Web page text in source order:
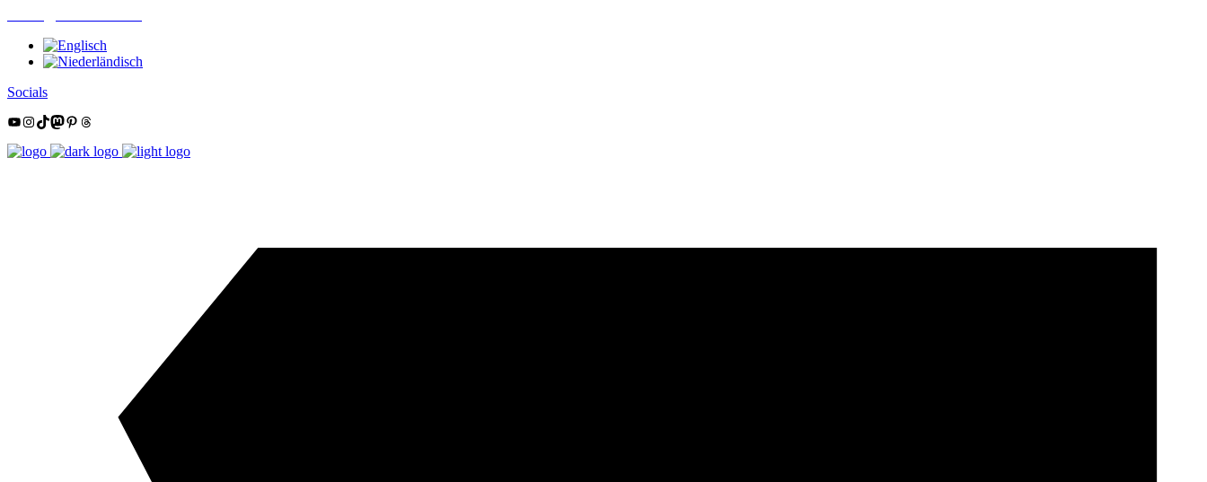
Socials
YouTube
Instagram
TikTok
Mastodon
Pinterest
Threads